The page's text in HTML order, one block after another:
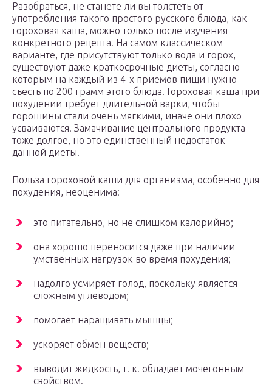
Разобраться, не станете ли вы толстеть от
употребления такого простого русского блюда, как
гороховая каша, можно только после изучения
конкретного рецепта. На самом классическом
варианте, где присутствуют только вода и горох,
существуют даже краткосрочные диеты, согласно
которым на каждый из 4-х приемов пищи нужно
съесть по 200 грамм этого блюда. Гороховая каша при
похудении требует длительной варки, чтобы
горошины стали очень мягкими, иначе они плохо
усваиваются. Замачивание центрального продукта
тоже долгое, но это единственный недостаток
данной диеты.
Польза гороховой каши для организма, особенно для
похудения, неоценима:
это питательно, но не слишком калорийно;
она хорошо переносится даже при наличии
умственных нагрузок во время похудения;
надолго усмиряет голод, поскольку является
сложным углеводом;
помогает наращивать мышцы;
ускоряет обмен веществ;
выводит жидкость, т. к. обладает мочегонным
свойством.